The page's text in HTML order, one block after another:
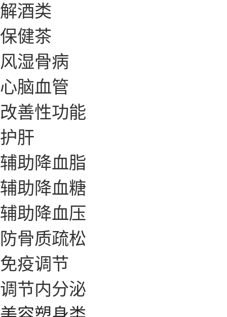
解酒类
保健茶
风湿骨病
心脑血管
改善性功能
护肝
辅助降血脂
辅助降血糖
辅助降血压
防骨质疏松
免疫调节
调节内分泌